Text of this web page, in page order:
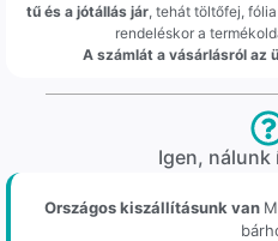
tű és a jótállás jár , tehát töltőfej,
rendeléskor a
A számlát a vásárlásról az
Igen, nálunk
Országos kiszállításunk van